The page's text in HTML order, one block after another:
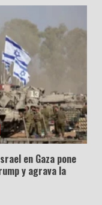
en Gaza pone
y agrava la